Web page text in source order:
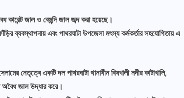
কারেন্ট জাল ও বেহুন্দি জাল জব্দ করা হয়েছে।
ব্যবস্থাপনায় এবং পাথরঘাটা উপজেলা মৎস্য কর্মকর্তার সহযোগিতায় এ
একটি দল পাথরঘাটা থানাধীন বিষখালী নদীর কাটাখালি,
অবৈধ জাল উদ্ধার করে।